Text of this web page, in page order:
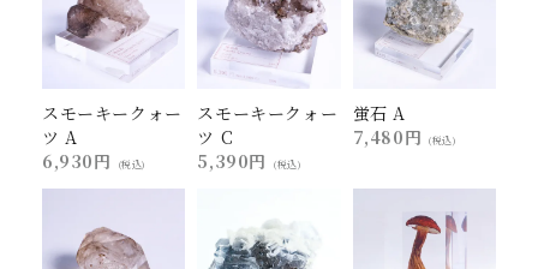
スモーキークォー
ツ A
6,930円
(税込)
スモーキークォー
ツ C
5,390円
(税込)
蛍石 A
7,480円
(税込)